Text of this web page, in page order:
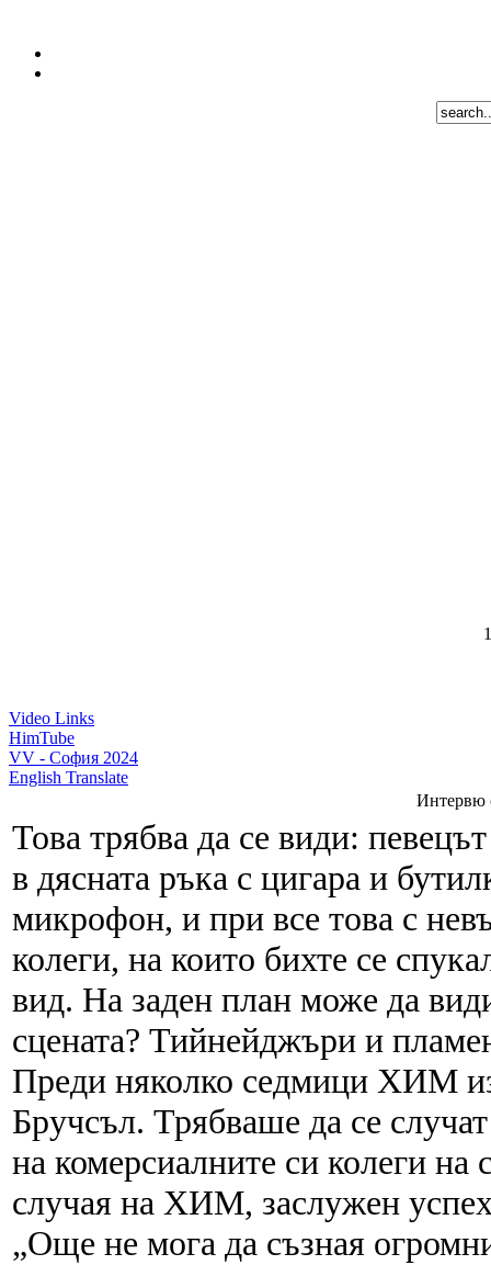
Video Links
HimTube
VV - София 2024
English Translate
Интервю
Това трябва да се види:
в дясната ръка с цигара и
микрофон, и при все това с
колеги, на които бихте се
вид. На заден план може да
сцената? Тийнейджъри и
Преди няколко седмици ХИМ
Бручсъл. Трябваше да се
на комерсиалните си колеги
случая на ХИМ, заслужен
„Още не мога да съзная